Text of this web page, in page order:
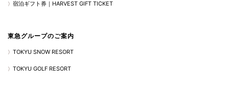
宿泊ギフト券｜HARVEST GIFT TICKET
東急グループのご案内
TOKYU SNOW RESORT
TOKYU GOLF RESORT